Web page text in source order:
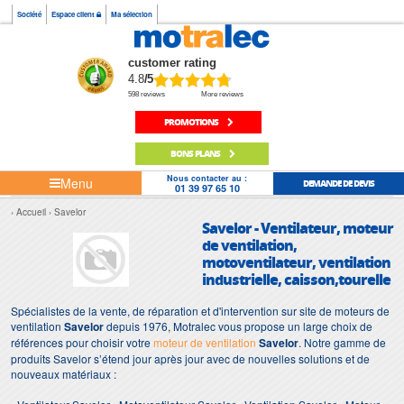
Société Espace client Ma sélection
customer rating
4.8/5
598 reviews More reviews
PROMOTIONS
BONS PLANS
Menu Nous contacter au :
01 39 97 65 10 DEMANDE DE DEVIS
Accueil Savelor
Savelor - Ventilateur, moteur
de ventilation,
motoventilateur, ventilation
industrielle, caisson,tourelle
Spécialistes de la vente, de réparation et d'intervention sur site de moteurs de
ventilation Savelordepuis 1976, Motralec vous propose un large choix de
références pour choisir votremoteur de ventilation Savelor. Notre gamme de
produits Savelor s’étend jour après jour avec de nouvelles solutions et de
nouveaux matériaux :